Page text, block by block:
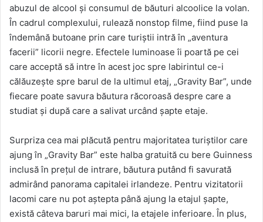
abuzul de alcool şi consumul de băuturi alcoolice la volan.
În cadrul complexului, rulează nonstop filme, fiind puse la
îndemână butoane prin care turiştii intră în „aventura
facerii” licorii negre. Efectele luminoase îi poartă pe cei
care acceptă să intre în acest joc spre labirintul ce-i
călăuzeşte spre barul de la ultimul etaj, „Gravity Bar”, unde
fiecare poate savura băutura răcoroasă despre care a
studiat şi după care a salivat urcând şapte etaje.
Surpriza cea mai plăcută pentru majoritatea turiştilor care
ajung în „Gravity Bar” este halba gratuită cu bere Guinness
inclusă în preţul de intrare, băutura putând fi savurată
admirând panorama capitalei irlandeze. Pentru vizitatorii
lacomi care nu pot aştepta până ajung la etajul şapte,
există câteva baruri mai mici, la etajele inferioare. În plus,